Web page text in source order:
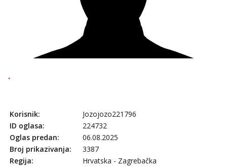
tel:0,93€ - mob:1,12€ min
Čekam tvoj poziv!
Tel:
.
Korisnik:
Jozojozo221796
ID oglasa:
224732
Oglas predan:
06.08.2025
Broj prikazivanja:
3387
Regija:
Hrvatska - Zagrebačka